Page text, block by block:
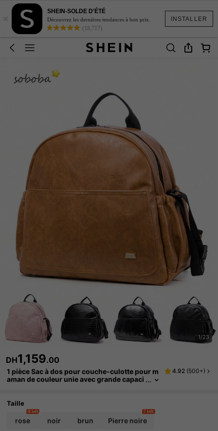
INSTALLER
×
SHEIN-SOLDE D'ÉTÉ
Découvrez les dernières tendances à bon prix.
(18,717)
1/23
DH1,159.00
1 pièce Sac à dos pour couche-culotte pour m
aman de couleur unie avec grande capaci
4.92 (500+)
Taille
rose
8 left
noir brun Pierre noire
7 left